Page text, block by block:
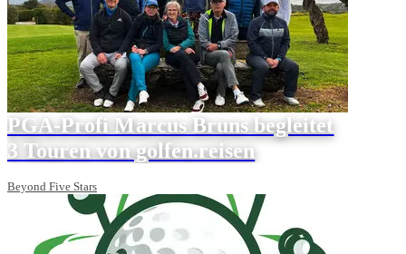
PGA-Profi Marcus Bruns begleitet
3 Touren von golfen.reisen
Beyond Five Stars